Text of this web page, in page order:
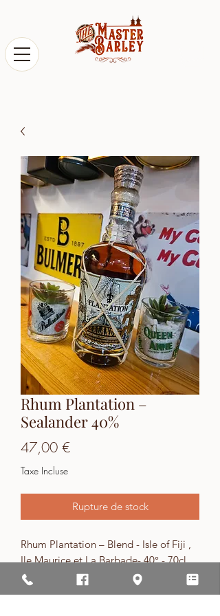
Rhum Plantation –
Sealander 40%
47,00 €Prix
Taxe Incluse
Rupture de stock
Rhum Plantation – Blend - Isle of Fiji ,
Ile Maurice et La Barbade- 40° - 70cl